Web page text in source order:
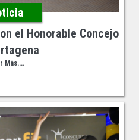
el Honorable Concejo
Más....